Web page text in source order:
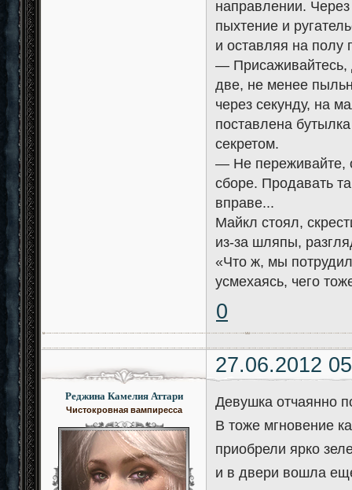
направлении.
пыхтение и
и оставляя на полу
— Присаживайтесь,
две, не менее
через секунду, на
поставлена
секретом.
— Не переживайте,
сборе. Продавать
вправе...
Майкл стоял,
из-за шляпы,
«Что ж, мы
усмехаясь, чего
0
27.06.2012
Реджина Камелия Аттари
Чистокровная вампиресса
Девушка отчаянно
В тоже мгновение
приобрели ярко
и в двери вошла